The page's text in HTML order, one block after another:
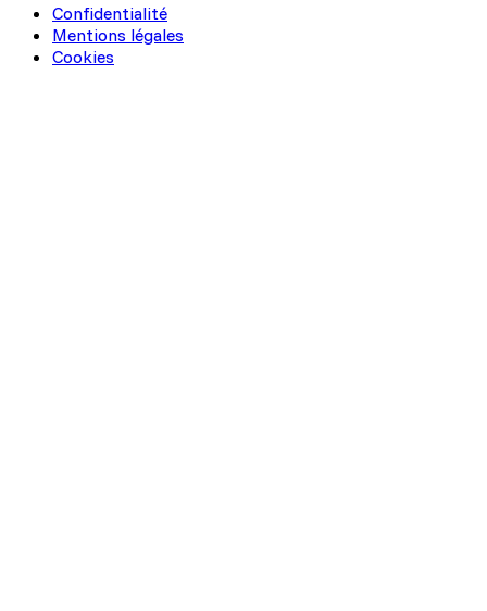
Confidentialité
Mentions légales
Cookies